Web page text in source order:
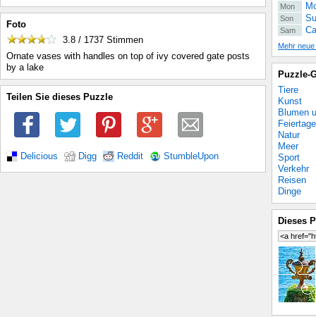
Foto
3.8 / 1737 Stimmen
Ornate vases with handles on top of ivy covered gate posts
by a lake
Teilen Sie dieses Puzzle
Delicious Digg Reddit StumbleUpon
Mon
Son
Sam
Mehr
Puzzle-
Tiere
Kunst
Blumen
Feiertage
Natur
Meer
Sport
Verkehr
Reisen
Dinge
Dieses